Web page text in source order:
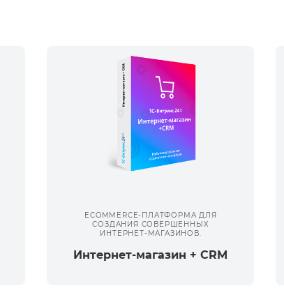
ECOMMERCE-ПЛАТФОРМА ДЛЯ
СОЗДАНИЯ СОВЕРШЕННЫХ
ИНТЕРНЕТ-МАГАЗИНОВ.
Интернет-магазин + CRM